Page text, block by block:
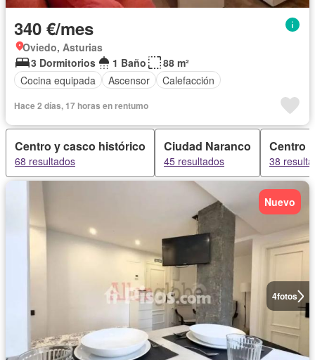
340 €/mes
Oviedo, Asturias
3 Dormitorios
1 Baño
88 m²
Cocina equipada
Ascensor Calefacción
Hace 2 días, 17 horas en rentumo
Centro y casco histórico
68 resultados
Ciudad Naranco
45 resultados
Centro
38
4fotos
Nuevo